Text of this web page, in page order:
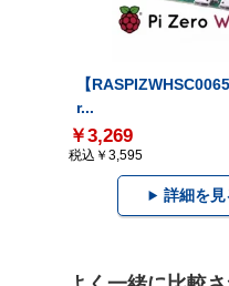
【
r...
￥3,269
税込￥3,595
詳細を見